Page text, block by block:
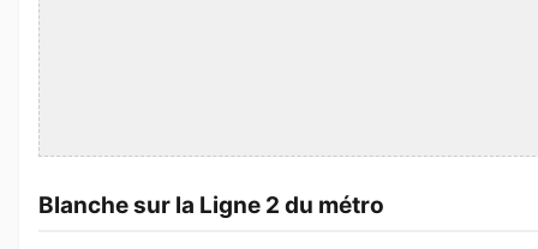
Blanche sur la Ligne 2 du métro